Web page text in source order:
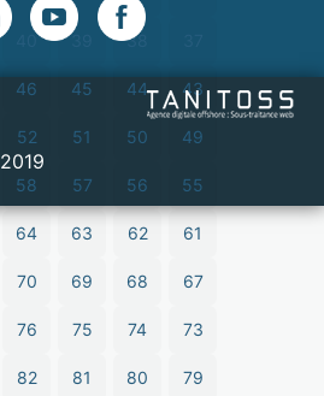
38
39
40
43
44
45
46
49
50
51
52
55
56
57
58
61
62
63
64
67
68
69
70
73
74
75
76
79
80
81
82
2019 © Beit al Hikma